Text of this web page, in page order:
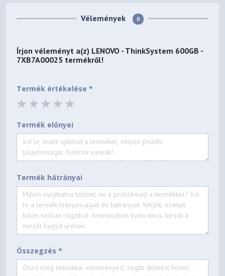
Vélemények 0
Írjon véleményt a(z) LENOVO - ThinkSystem 600GB -
7XB7A00025 termékről!
Termék értékelése *
Termék előnyei
Termék hátrányai
Összegzés *